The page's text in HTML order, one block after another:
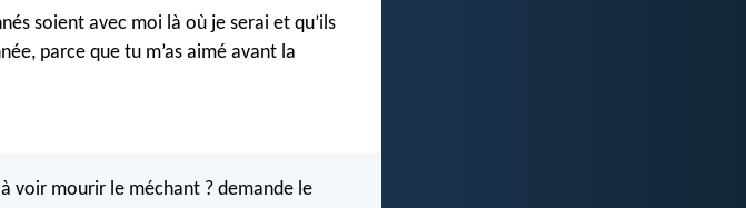
soient avec moi là où je serai et qu’ils
parce que tu m’as aimé avant la
voir mourir le méchant ? demande le